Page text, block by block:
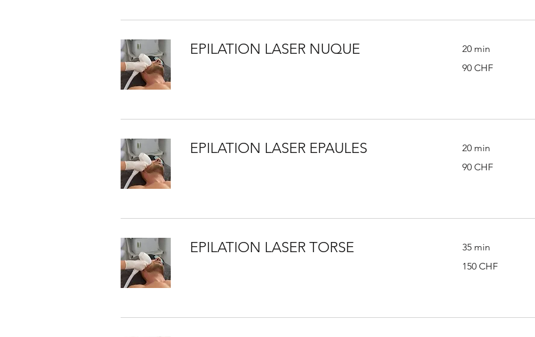
EPILATION LASER NUQUE 20 min
francs
90 CHF
EPILATION LASER EPAULES 20 min
francs
90 CHF
EPILATION LASER TORSE 35 min
francs
150 CHF